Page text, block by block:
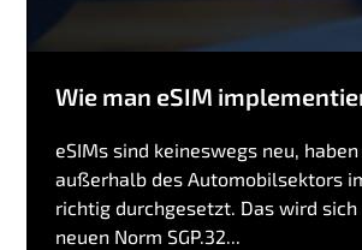
Wie man eSIM
eSIMs sind keineswegs neu,
außerhalb des Automobilsektors
richtig durchgesetzt. Das wird
neuen Norm SGP.32...